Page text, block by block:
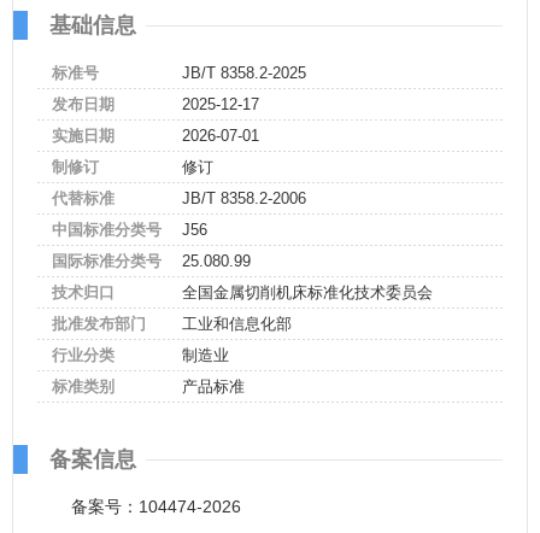
基础信息
标准号
JB/T 8358.2-2025
发布日期
2025-12-17
实施日期
2026-07-01
制修订
修订
代替标准
JB/T 8358.2-2006
中国标准分类号
J56
国际标准分类号
25.080.99
技术归口
全国金属切削机床标准化技术委员会
批准发布部门
工业和信息化部
行业分类
制造业
标准类别
产品标准
备案信息
备案号：104474-2026